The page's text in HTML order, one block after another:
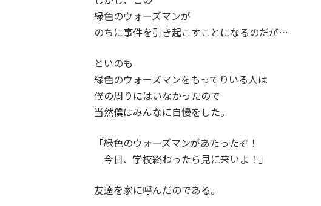
緑色のウォーズマンが
のちに事件を引き起こすことになるのだが…
といのも
緑色のウォーズマンをもってりいる人は
僕の周りにはいなかったので
当然僕はみんなに自慢をした。
「緑色のウォーズマンがあたったぞ！
今日、学校終わったら見に来いよ！」
友達を家に呼んだのである。